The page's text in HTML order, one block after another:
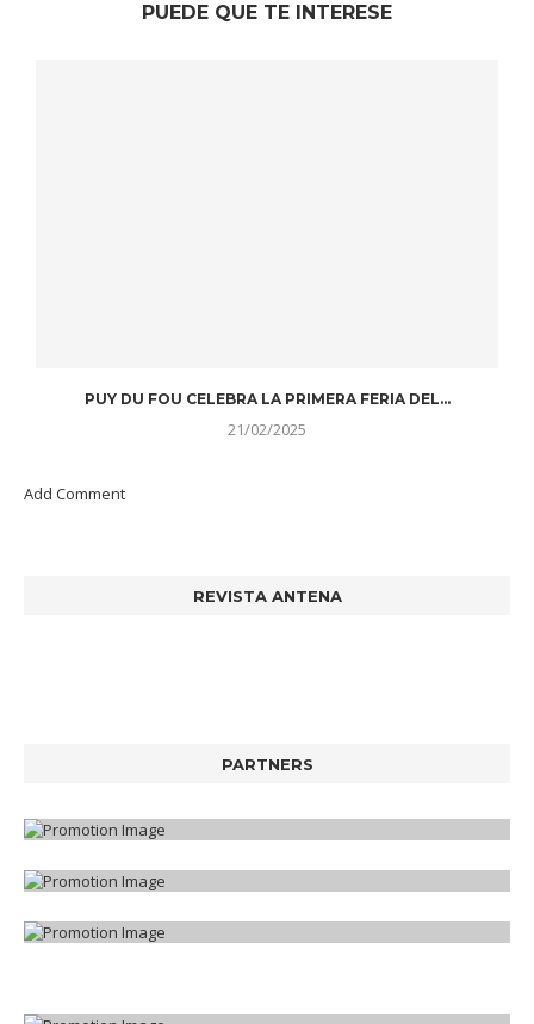
PUEDE QUE TE INTERESE
PUY DU FOU CELEBRA LA PRIMERA FERIA DEL...
21/02/2025
Add Comment
REVISTA ANTENA
PARTNERS